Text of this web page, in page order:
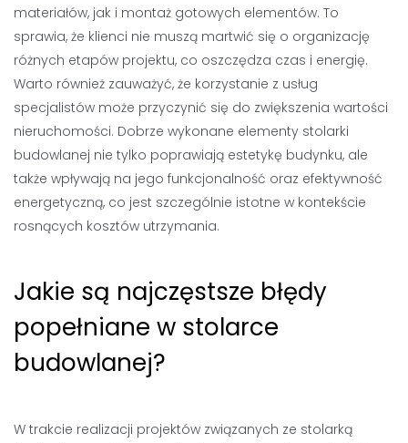
materiałów, jak i montaż gotowych elementów. To
sprawia, że klienci nie muszą martwić się o organizację
różnych etapów projektu, co oszczędza czas i energię.
Warto również zauważyć, że korzystanie z usług
specjalistów może przyczynić się do zwiększenia wartości
nieruchomości. Dobrze wykonane elementy stolarki
budowlanej nie tylko poprawiają estetykę budynku, ale
także wpływają na jego funkcjonalność oraz efektywność
energetyczną, co jest szczególnie istotne w kontekście
rosnących kosztów utrzymania.
Jakie są najczęstsze błędy
popełniane w stolarce
budowlanej?
W trakcie realizacji projektów związanych ze stolarką